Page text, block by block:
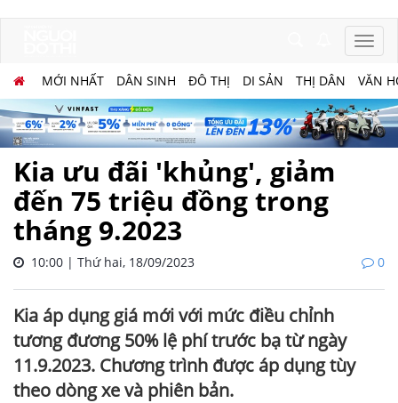
MỚI NHẤT DÂN SINH ĐÔ THỊ DI SẢN THỊ DÂN VĂN
Kia ưu đãi 'khủng', giảm
đến 75 triệu đồng trong
tháng 9.2023
10:00 | Thứ hai, 18/09/2023 0
Kia áp dụng giá mới với mức điều chỉnh
tương đương 50% lệ phí trước bạ từ ngày
11.9.2023. Chương trình được áp dụng tùy
theo dòng xe và phiên bản.